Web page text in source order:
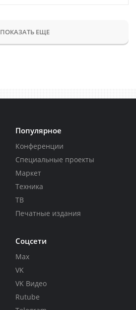
ПОКАЗАТЬ ЕЩЕ
Популярное
Конференции
Специальные проекты
Маркет
Техника
ТВ
Печатные издания
Соцсети
Max
VK
VK Видео
Rutube